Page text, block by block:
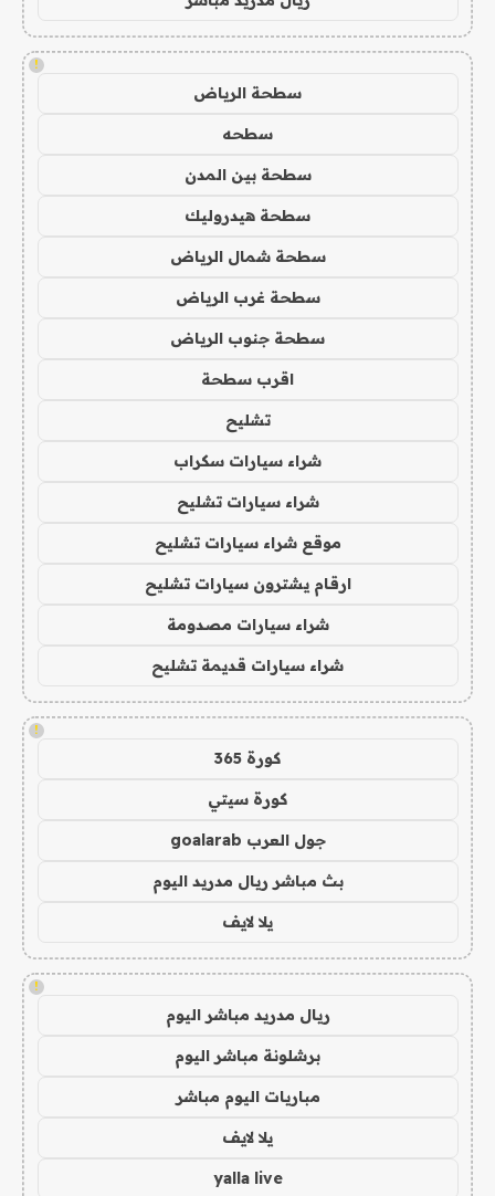
!
سطحة الرياض
سطحه
سطحة بين المدن
سطحة هيدروليك
سطحة شمال الرياض
سطحة غرب الرياض
سطحة جنوب الرياض
اقرب سطحة
تشليح
شراء سيارات سكراب
شراء سيارات تشليح
موقع شراء سيارات تشليح
ارقام يشترون سيارات تشليح
شراء سيارات مصدومة
شراء سيارات قديمة تشليح
!
كورة 365
كورة سيتي
جول العرب goalarab
بث مباشر ريال مدريد اليوم
يلا لايف
!
ريال مدريد مباشر اليوم
برشلونة مباشر اليوم
مباريات اليوم مباشر
يلا لايف
yalla live